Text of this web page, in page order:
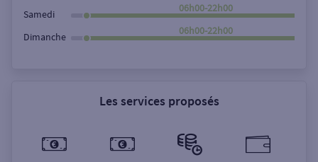
Samedi
06h00-22h00
Dimanche
06h00-22h00
Les services proposés